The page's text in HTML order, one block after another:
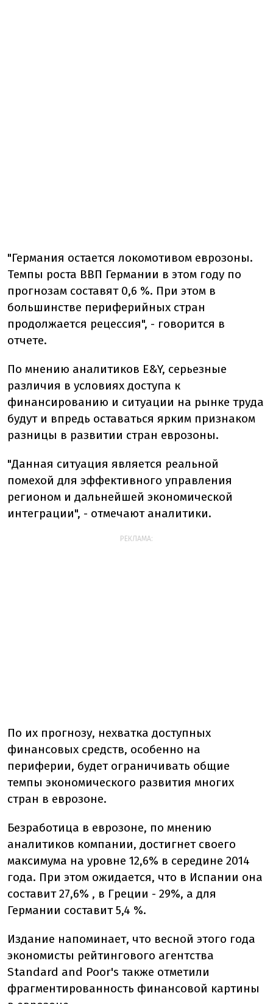
"Германия остается локомотивом еврозоны.
Темпы роста ВВП Германии в этом году по
прогнозам составят 0,6 %. При этом в
большинстве периферийных стран
продолжается рецессия", - говорится в
отчете.
По мнению аналитиков E&Y, серьезные
различия в условиях доступа к
финансированию и ситуации на рынке труда
будут и впредь оставаться ярким признаком
разницы в развитии стран еврозоны.
"Данная ситуация является реальной
помехой для эффективного управления
регионом и дальнейшей экономической
интеграции", - отмечают аналитики.
РЕКЛАМА:
По их прогнозу, нехватка доступных
финансовых средств, особенно на
периферии, будет ограничивать общие
темпы экономического развития многих
стран в еврозоне.
Безработица в еврозоне, по мнению
аналитиков компании, достигнет своего
максимума на уровне 12,6% в середине 2014
года. При этом ожидается, что в Испании она
составит 27,6% , в ​​Греции - 29%, а для
Германии составит 5,4 %.
Издание напоминает, что весной этого года
экономисты рейтингового агентства
Standard and Poor's также отметили
фрагментированность финансовой картины